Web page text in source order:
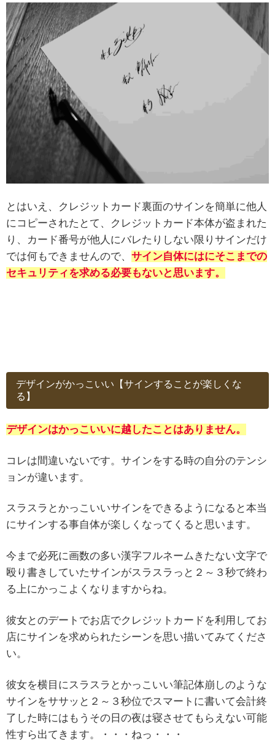
とはいえ、クレジットカード裏面のサインを簡単に他人
にコピーされたとて、クレジットカード本体が盗まれた
り、カード番号が他人にバレたりしない限りサインだけ
では何もできませんので、 サイン自体にはにそこまでの
セキュリティを求める必要もないと思います。
デザインがかっこいい【サインすることが楽しくな
る】
デザインはかっこいいに越したことはありません。
コレは間違いないです。サインをする時の自分のテンシ
ョンが違います。
スラスラとかっこいいサインをできるようになると本当
にサインする事自体が楽しくなってくると思います。
今まで必死に画数の多い漢字フルネームきたない文字で
殴り書きしていたサインがスラスラっと２～３秒で終わ
る上にかっこよくなりますからね。
彼女とのデートでお店でクレジットカードを利用してお
店にサインを求められたシーンを思い描いてみてくださ
い。
彼女を横目にスラスラとかっこいい筆記体崩しのような
サインをササッと２～３秒位でスマートに書いて会計終
了した時にはもうその日の夜は寝させてもらえない可能
性すら出てきます。・・・ねっ・・・